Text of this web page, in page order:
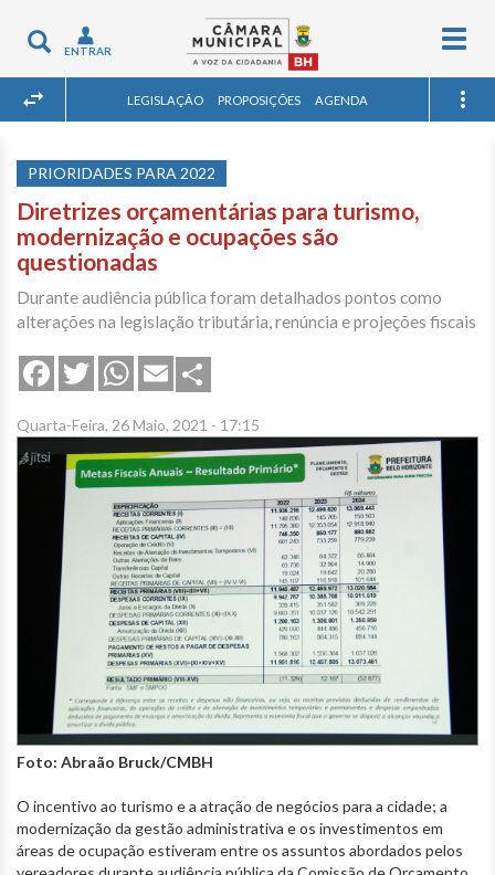
Toggle
navigation
ENTRAR
LEGISLAÇÃO PROPOSIÇÕES AGENDA
PRIORIDADES PARA 2022
Diretrizes orçamentárias para turismo,
modernização e ocupações são
questionadas
Durante audiência pública foram detalhados pontos como
alterações na legislação tributária, renúncia e projeções fiscais
FacebookTwitterWhatsApp
Email
Quarta-Feira, 26 Maio, 2021 - 17:15
Foto: Abraão Bruck/CMBH
O incentivo ao turismo e a atração de negócios para a cidade; a
modernização da gestão administrativa e os investimentos em
áreas de ocupação estiveram entre os assuntos abordados pelos